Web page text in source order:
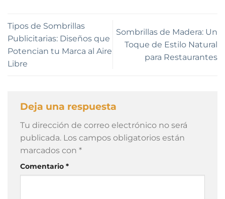
Tipos de Sombrillas
Publicitarias: Diseños que
Potencian tu Marca al Aire
Libre
Sombrillas de Madera: Un
Toque de Estilo Natural
para Restaurantes
Deja una respuesta
Tu dirección de correo electrónico no será
publicada. Los campos obligatorios están
marcados con *
Comentario *